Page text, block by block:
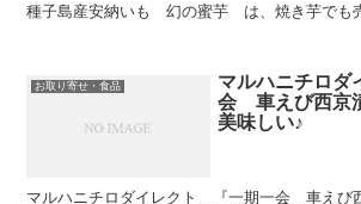
種子島産安納いも 幻の蜜芋 は、焼き芋でも
お取り寄せ・食品
マルハニチロダ
会 車えび西京
美味しい♪
マルハニチロダイレクト 『一期一会 車えび